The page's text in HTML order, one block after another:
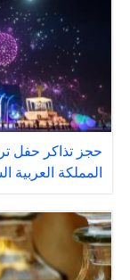
حجز تذاكر حفل
المملكة العربية